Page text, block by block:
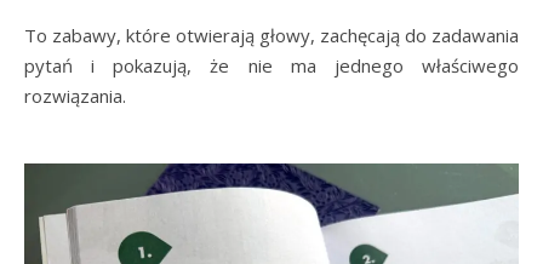
To zabawy, które otwierają głowy, zachęcają do zadawania
pytań i pokazują, że nie ma jednego właściwego
rozwiązania.